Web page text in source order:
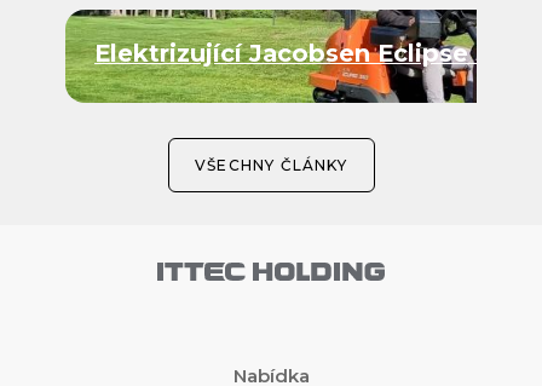
Elektrizující Jacobsen Eclipse 360
VŠECHNY ČLÁNKY
Nabídka